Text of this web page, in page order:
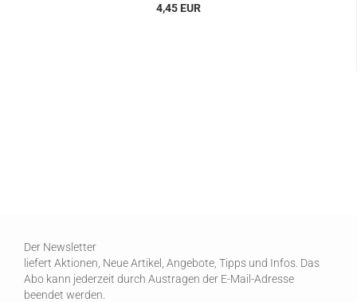
4,45 EUR
Der Newsletter
liefert Aktionen, Neue Artikel, Angebote, Tipps und Infos. Das
Abo kann jederzeit durch Austragen der E-Mail-Adresse
beendet werden.